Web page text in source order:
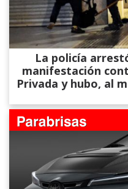
La policía
manifestación
Privada y hubo, al